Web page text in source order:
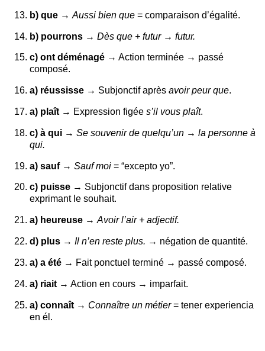
b) que → Aussi bien que = comparaison d’égalité.
b) pourrons → Dès que + futur → futur.
c) ont déménagé → Action terminée → passé
composé.
a) réussisse → Subjonctif après avoir peur que.
a) plaît → Expression figée s’il vous plaît.
c) à qui → Se souvenir de quelqu’un → la personne à
qui.
a) sauf→ Sauf moi = “excepto yo”.
c) puisse → Subjonctif dans proposition relative
exprimant le souhait.
a) heureuse → Avoir l’air + adjectif.
d) plus → Il n’en reste plus. → négation de quantité.
a) a été → Fait ponctuel terminé → passé composé.
a) riait → Action en cours → imparfait.
a) connaît → Connaître un métier= tener experiencia
en él.